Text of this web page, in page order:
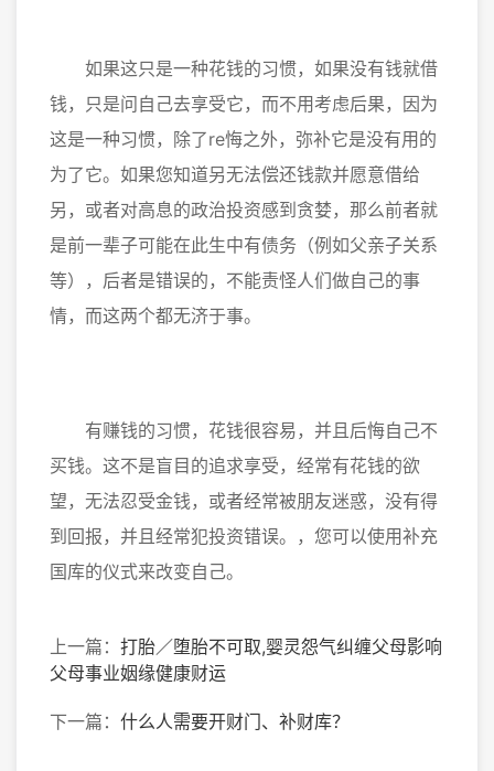
如果这只是一种花钱的习惯，如果没有钱就借
钱，只是问自己去享受它，而不用考虑后果，因为
这是一种习惯，除了re悔之外，弥补它是没有用的
为了它。如果您知道另无法偿还钱款并愿意借给
另，或者对高息的政治投资感到贪婪，那么前者就
是前一辈子可能在此生中有债务（例如父亲子关系
等），后者是错误的，不能责怪人们做自己的事
情，而这两个都无济于事。
有赚钱的习惯，花钱很容易，并且后悔自己不
买钱。这不是盲目的追求享受，经常有花钱的欲
望，无法忍受金钱，或者经常被朋友迷惑，没有得
到回报，并且经常犯投资错误。，您可以使用补充
国库的仪式来改变自己。
上一篇： 打胎／堕胎不可取,婴灵怨气纠缠父母影响
父母事业姻缘健康财运
下一篇： 什么人需要开财门、补财库？